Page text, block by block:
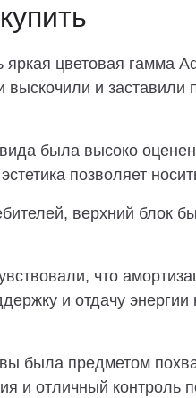
цветовая гамма
выскочили и заставили
была высоко
позволяет
верхний блок
что
и отдачу энергии
была предметом
и отличный контроль